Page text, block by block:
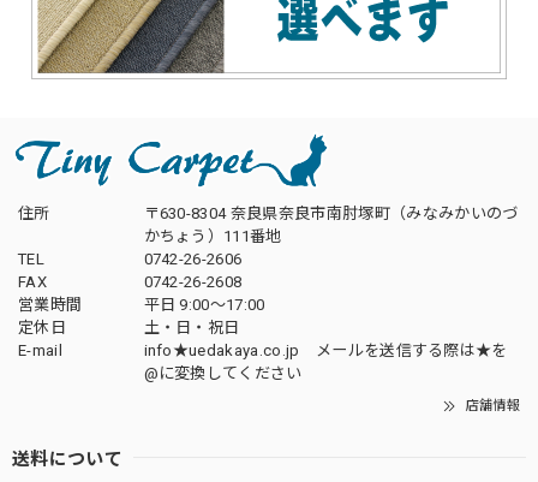
住所
〒630-8304 奈良県奈良市南肘塚町（みなみかいのづ
かちょう）111番地
TEL
0742-26-2606
FAX
0742-26-2608
営業時間
平日 9:00～17:00
定休日
土・日・祝日
E-mail
info★uedakaya.co.jp メールを送信する際は★を
@に変換してください
店舗情報
送料について